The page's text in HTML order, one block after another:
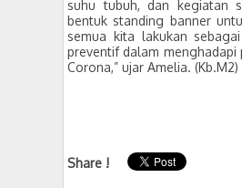
suhu tubuh, dan kegiatan
bentuk standing banner
semua kita lakukan
preventif dalam menghadapi
Corona,” ujar Amelia. (Kb.M2)
Share !